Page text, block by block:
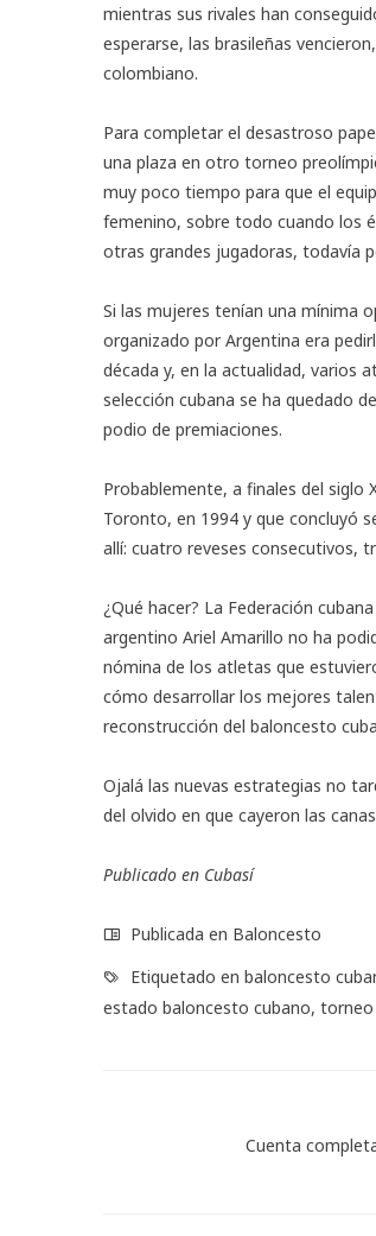
mientras sus rivales han
esperarse, las brasileñas
colombiano.
Para completar el desastroso
una plaza en otro torneo
muy poco tiempo para que el
femenino, sobre todo cuando los
otras grandes jugadoras, todavía
Si las mujeres tenían una mínima
organizado por Argentina era
década y, en la actualidad, varios
selección cubana se ha quedado
podio de premiaciones.
Probablemente, a finales del siglo
Toronto, en 1994 y que concluyó
allí: cuatro reveses consecutivos,
¿Qué hacer? La Federación
argentino Ariel Amarillo no ha
nómina de los atletas que
cómo desarrollar los mejores
reconstrucción del baloncesto
Ojalá las nuevas estrategias no
del olvido en que cayeron las
Publicado en Cubasí
Publicada en Baloncesto
Etiquetado en baloncesto
estado baloncesto cubano, torneo
Cuenta